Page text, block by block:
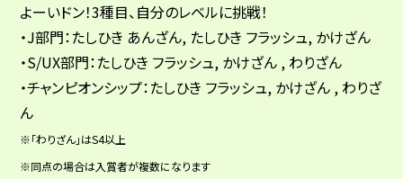
よーいドン！3種目、自分のレベルに挑戦！
・J部門：たしひき あんざん, たしひき フラッシュ, かけざん
・S/UX部門：たしひき フラッシュ, かけざん , わりざん
・チャンピオンシップ：たしひき フラッシュ, かけざん , わりざ
ん
※「わりざん」はS4以上
※同点の場合は入賞者が複数になります